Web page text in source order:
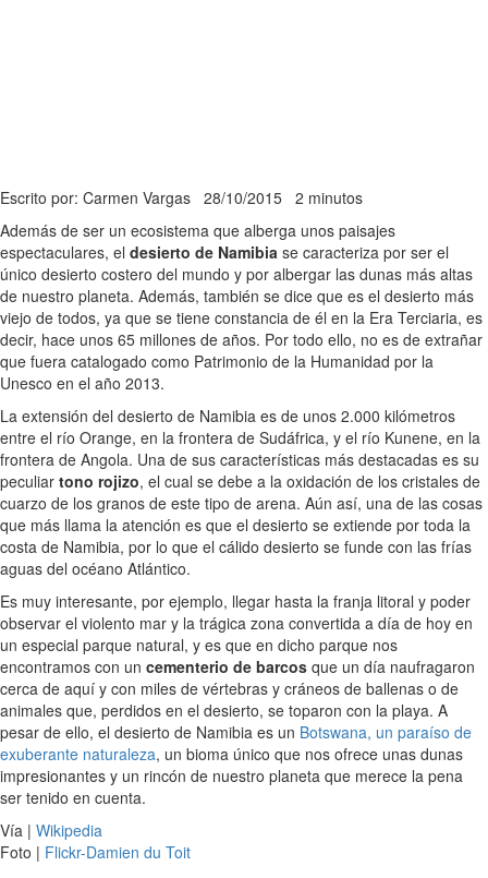
Escrito por: Carmen Vargas 28/10/2015 2 minutos
Además de ser un ecosistema que alberga unos paisajes
espectaculares, el desierto de Namibia se caracteriza por ser el
único desierto costero del mundo y por albergar las dunas más altas
de nuestro planeta. Además, también se dice que es el desierto más
viejo de todos, ya que se tiene constancia de él en la Era Terciaria, es
decir, hace unos 65 millones de años. Por todo ello, no es de extrañar
que fuera catalogado como Patrimonio de la Humanidad por la
Unesco en el año 2013.
La extensión del desierto de Namibia es de unos 2.000 kilómetros
entre el río Orange, en la frontera de Sudáfrica, y el río Kunene, en la
frontera de Angola. Una de sus características más destacadas es su
peculiar tono rojizo, el cual se debe a la oxidación de los cristales de
cuarzo de los granos de este tipo de arena. Aún así, una de las cosas
que más llama la atención es que el desierto se extiende por toda la
costa de Namibia, por lo que el cálido desierto se funde con las frías
aguas del océano Atlántico.
Es muy interesante, por ejemplo, llegar hasta la franja litoral y poder
observar el violento mar y la trágica zona convertida a día de hoy en
un especial parque natural, y es que en dicho parque nos
encontramos con un cementerio de barcos que un día naufragaron
cerca de aquí y con miles de vértebras y cráneos de ballenas o de
animales que, perdidos en el desierto, se toparon con la playa. A
pesar de ello, el desierto de Namibia es un Botswana, un paraíso de
exuberante naturaleza, un bioma único que nos ofrece unas dunas
impresionantes y un rincón de nuestro planeta que merece la pena
ser tenido en cuenta.
Vía | Wikipedia
Foto | Flickr-Damien du Toit